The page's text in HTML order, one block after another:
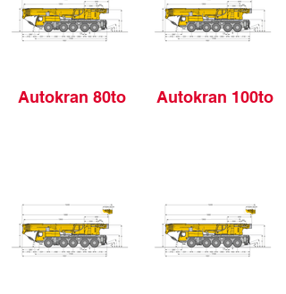
Autokran 80to Autokran 100to